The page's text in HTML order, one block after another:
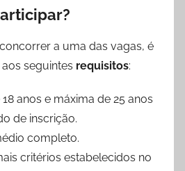
a uma das vagas, é
seguintes requisitos:
anos e máxima de 25 anos
de inscrição.
completo.
critérios estabelecidos no